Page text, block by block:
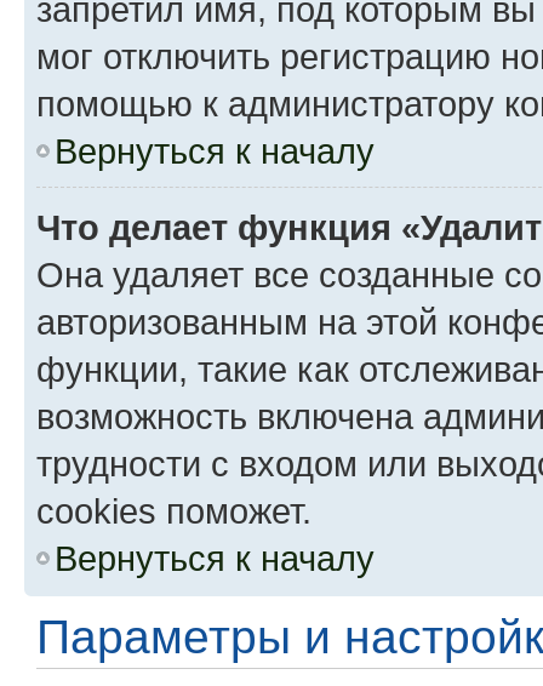
запретил имя, под которым
мог отключить регистрацию
помощью к администратору
Вернуться к началу
Что делает функция
Она удаляет все созданные
авторизованным на этой
функции, такие как
возможность включена
трудности с входом или
cookies поможет.
Вернуться к началу
Параметры и